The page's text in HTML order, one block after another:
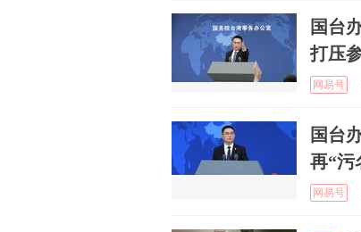
国台
打压
网易号
国台
再“污
网易号